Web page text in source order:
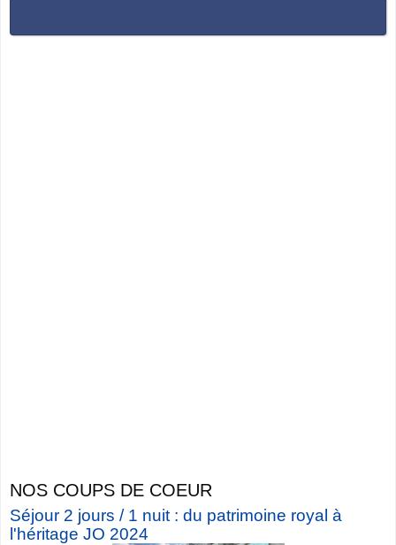
NOS COUPS DE COEUR
Séjour 2 jours / 1 nuit : du patrimoine royal à
l'héritage JO 2024